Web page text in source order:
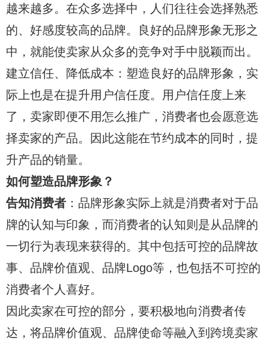
越来越多。在众多选择中，人们往往会选择熟悉
的、好感度较高的品牌。良好的品牌形象无形之
中，就能使卖家从众多的竞争对手中脱颖而出。
建立信任、降低成本：塑造良好的品牌形象，实
际上也是在提升用户信任度。用户信任度上来
了，卖家即便不用怎么推广，消费者也会愿意选
择卖家的产品。因此这能在节约成本的同时，提
升产品的销量。
如何塑造品牌形象？
告知消费者 ：品牌形象实际上就是消费者对于品
牌的认知与印象，而消费者的认知则是从品牌的
一切行为表现来获得的。其中包括可控的品牌故
事、品牌价值观、品牌Logo等，也包括不可控的
消费者个人喜好。
因此卖家在可控的部分，要积极地向消费者传
达，将品牌价值观、品牌使命等融入到跨境卖家